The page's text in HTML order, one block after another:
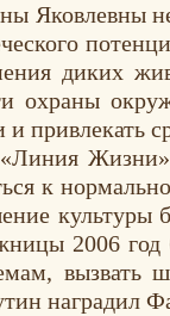
Яковлевны
диких
охраны
и привлекать
Жизни»
к
культуры
2006 год
вызвать
наградил